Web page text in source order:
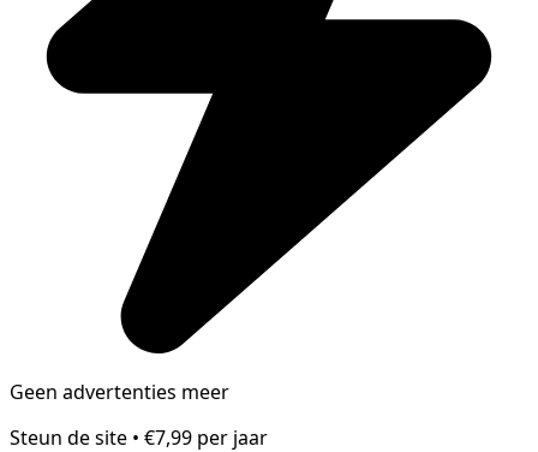
Geen advertenties meer
Steun de site • €7,99 per jaar